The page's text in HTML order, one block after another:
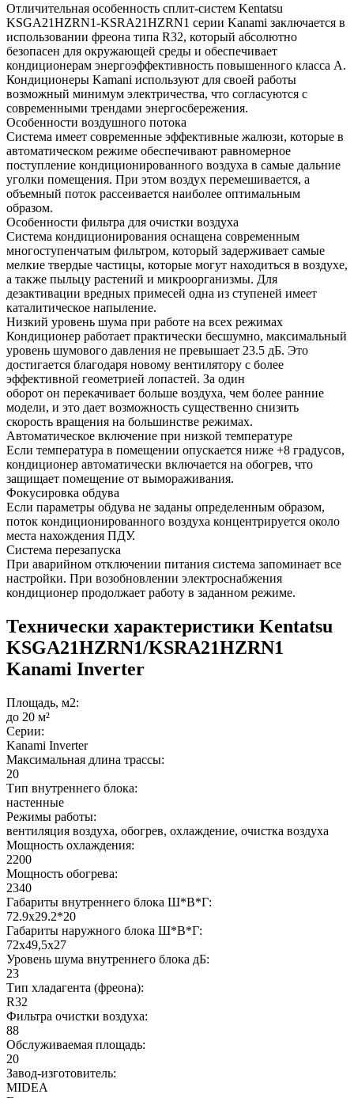
Отличительная особенность сплит-систем Kentatsu
KSGA21HZRN1-KSRA21HZRN1 серии Kanami заключается в
использовании фреона типа R32, который абсолютно
безопасен для окружающей среды и обеспечивает
кондиционерам энергоэффективность повышенного класса A.
Кондиционеры Kamani используют для своей работы
возможный минимум электричества, что согласуются с
современными трендами энергосбережения.
Особенности воздушного потока
Система имеет современные эффективные жалюзи, которые в
автоматическом режиме обеспечивают равномерное
поступление кондиционированного воздуха в самые дальние
уголки помещения. При этом воздух перемешивается, а
объемный поток рассеивается наиболее оптимальным
образом.
Особенности фильтра для очистки воздуха
Система кондиционирования оснащена современным
многоступенчатым фильтром, который задерживает самые
мелкие твердые частицы, которые могут находиться в воздухе,
а также пыльцу растений и микроорганизмы. Для
дезактивации вредных примесей одна из ступеней имеет
каталитическое напыление.
Низкий уровень шума при работе на всех режимах
Кондиционер работает практически бесшумно, максимальный
уровень шумового давления не превышает 23.5 дБ. Это
достигается благодаря новому вентилятору с более
эффективной геометрией лопастей. За один
оборот он перекачивает больше воздуха, чем более ранние
модели, и это дает возможность существенно снизить
скорость вращения на большинстве режимах.
Автоматическое включение при низкой температуре
Если температура в помещении опускается ниже +8 градусов,
кондиционер автоматически включается на обогрев, что
защищает помещение от вымораживания.
Фокусировка обдува
Если параметры обдува не заданы определенным образом,
поток кондиционированного воздуха концентрируется около
места нахождения ПДУ.
Система перезапуска
При аварийном отключении питания система запоминает все
настройки. При возобновлении электроснабжения
кондиционер продолжает работу в заданном режиме.
Технически характеристики Kentatsu
KSGA21HZRN1/KSRA21HZRN1
Kanami Inverter
Площадь, м2:
до 20 м²
Серии:
Kanami Inverter
Максимальная длина трассы:
20
Тип внутреннего блока:
настенные
Режимы работы:
вентиляция воздуха, обогрев, охлаждение, очистка воздуха
Мощность охлаждения:
2200
Мощность обогрева:
2340
Габариты внутреннего блока Ш*В*Г:
72.9x29.2*20
Габариты наружного блока Ш*В*Г:
72x49,5x27
Уровень шума внутреннего блока дБ:
23
Тип хладагента (фреона):
R32
Фильтра очистки воздуха:
88
Обслуживаемая площадь:
20
Завод-изготовитель:
MIDEA